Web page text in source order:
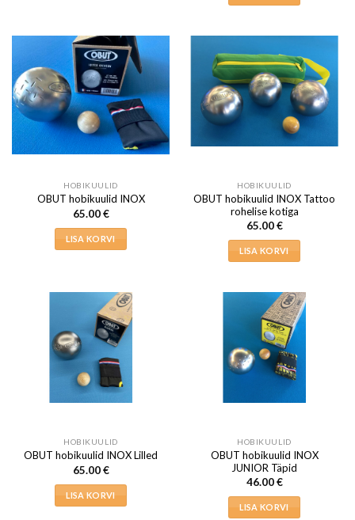
HOBIKUULID
OBUT hobikuulid INOX
65.00€
LISA KORVI
HOBIKUULID
OBUT hobikuulid INOX Tattoo
rohelise kotiga
65.00€
LISA KORVI
HOBIKUULID
OBUT hobikuulid INOX Lilled
65.00€
LISA KORVI
HOBIKUULID
OBUT hobikuulid INOX
JUNIOR Täpid
46.00€
LISA KORVI